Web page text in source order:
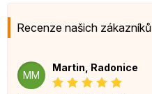
Recenze našich zákazníků
MM
Martin, Radonice